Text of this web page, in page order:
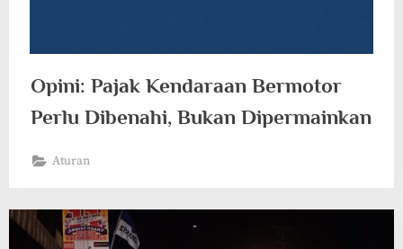
Opini: Pajak Kendaraan Bermotor
Perlu Dibenahi, Bukan Dipermainkan
Aturan